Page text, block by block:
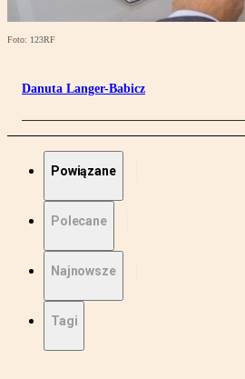
Foto: 123RF
Danuta Langer-Babicz
Powiązane
Polecane
Najnowsze
Tagi